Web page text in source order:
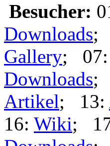
Besucher:
Downloads;
Gallery; 07:
Downloads;
Artikel; 13:
16: Wiki;